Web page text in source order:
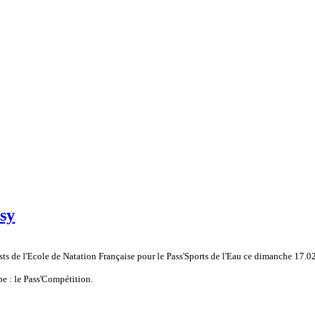
de l'Ecole de Natation Française pour le Pass'Sports de l'Eau ce dimanche
: le Pass'Compétition.